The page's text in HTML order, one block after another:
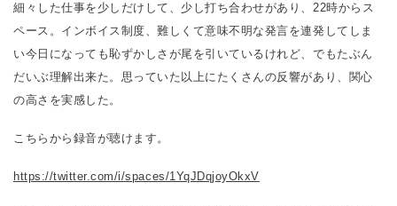
細々した仕事を少しだけして、少し打ち合わせがあり、22時からス
ペース。インボイス制度、難しくて意味不明な発言を連発してしま
い今日になっても恥ずかしさが尾を引いているけれど、でもたぶん
だいぶ理解出来た。思っていた以上にたくさんの反響があり、関心
の高さを実感した。
こちらから録音が聴けます。
https://twitter.com/i/spaces/1YqJDqjoyOkxV